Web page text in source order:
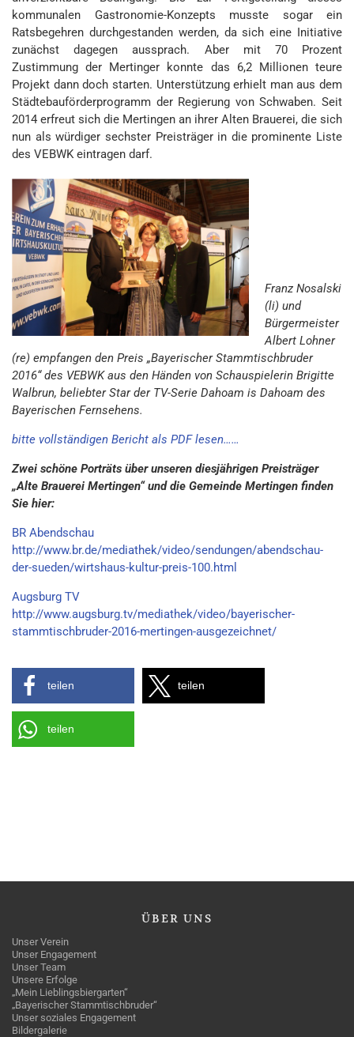
kommunalen Gastronomie-Konzepts musste sogar ein
Ratsbegehren durchgestanden werden, da sich eine Initiative
zunächst dagegen aussprach. Aber mit 70 Prozent
Zustimmung der Mertinger konnte das 6,2 Millionen teure
Projekt dann doch starten. Unterstützung erhielt man aus dem
Städtebauförderprogramm der Regierung von Schwaben. Seit
2014 erfreut sich die Mertingen an ihrer Alten Brauerei, die sich
nun als würdiger sechster Preisträger in die prominente Liste
des VEBWK eintragen darf.
Franz Nosalski
(li) und
Bürgermeister
Albert Lohner
(re) empfangen den Preis „Bayerischer Stammtischbruder
2016“ des VEBWK aus den Händen von Schauspielerin Brigitte
Walbrun, beliebter Star der TV-Serie Dahoam is Dahoam des
Bayerischen Fernsehens.
bitte vollständigen Bericht als PDF lesen……
Zwei schöne Porträts über unseren diesjährigen Preisträger
„Alte Brauerei Mertingen“ und die Gemeinde Mertingen finden
Sie hier:
BR Abendschau
http://www.br.de/mediathek/video/sendungen/abendschau-
der-sueden/wirtshaus-kultur-preis-100.html
Augsburg TV
http://www.augsburg.tv/mediathek/video/bayerischer-
stammtischbruder-2016-mertingen-ausgezeichnet/
teilen teilen
teilen
ÜBER UNS
Unser Verein
Unser Engagement
Unser Team
Unsere Erfolge
„Mein Lieblingsbiergarten“
„Bayerischer Stammtischbruder“
Unser soziales Engagement
Bildergalerie